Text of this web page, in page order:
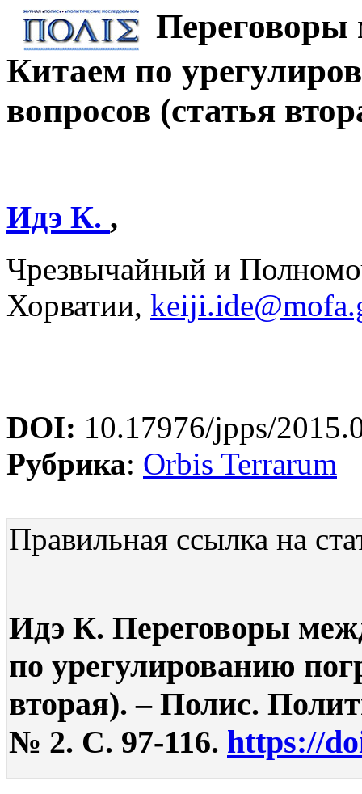
Китаем по
вопросов (статья
Идэ К. ,
Чрезвычайный и
Хорватии,
DOI: 10.17976/jpps/
Рубрика: Orbis Terrarum
Правильная ссылка на
Идэ К. Переговоры
по урегулированию
вторая). – Полис.
№ 2. С. 97-116. https://